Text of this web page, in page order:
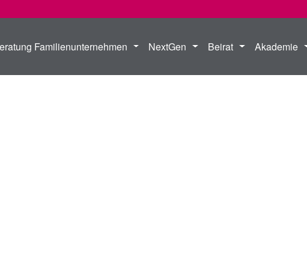
Familienunternehmen NextGen Beirat Akademie